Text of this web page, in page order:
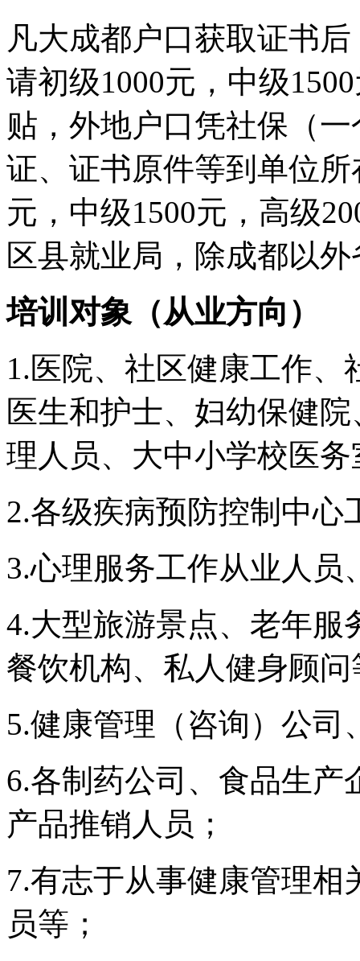
凡大成都户口获取证书
请初级1000元，中级
贴，外地户口凭社保（
证、证书原件等到单位
元，中级1500元，高级
区县就业局，除成都以
培训对象（从业方向）
1.医院、社区健康工作
医生和护士、妇幼保健
理人员、大中小学校医
2.各级疾病预防控制中心
3.心理服务工作从业人员
4.大型旅游景点、老年服
餐饮机构、私人健身顾问
5.健康管理（咨询）公
6.各制药公司、食品生
产品推销人员；
7.有志于从事健康管理
员等；